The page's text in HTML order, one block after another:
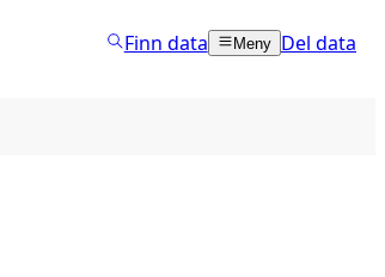
Finn data Meny Del data